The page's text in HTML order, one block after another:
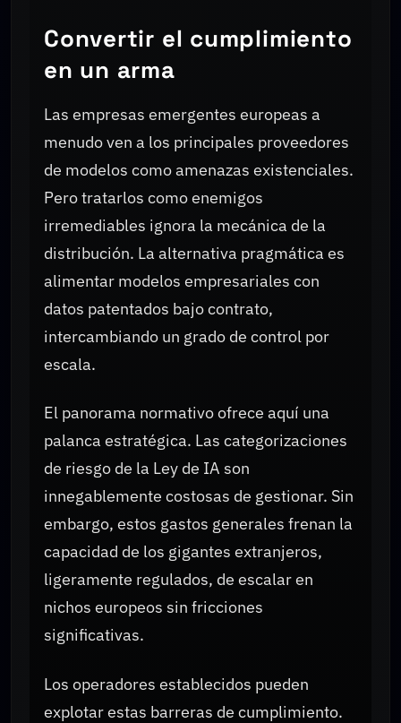
Convertir el cumplimiento
en un arma
Las empresas emergentes europeas a
menudo ven a los principales proveedores
de modelos como amenazas existenciales.
Pero tratarlos como enemigos
irremediables ignora la mecánica de la
distribución. La alternativa pragmática es
alimentar modelos empresariales con
datos patentados bajo contrato,
intercambiando un grado de control por
escala.
El panorama normativo ofrece aquí una
palanca estratégica. Las categorizaciones
de riesgo de la Ley de IA son
innegablemente costosas de gestionar. Sin
embargo, estos gastos generales frenan la
capacidad de los gigantes extranjeros,
ligeramente regulados, de escalar en
nichos europeos sin fricciones
significativas.
Los operadores establecidos pueden
explotar estas barreras de cumplimiento.